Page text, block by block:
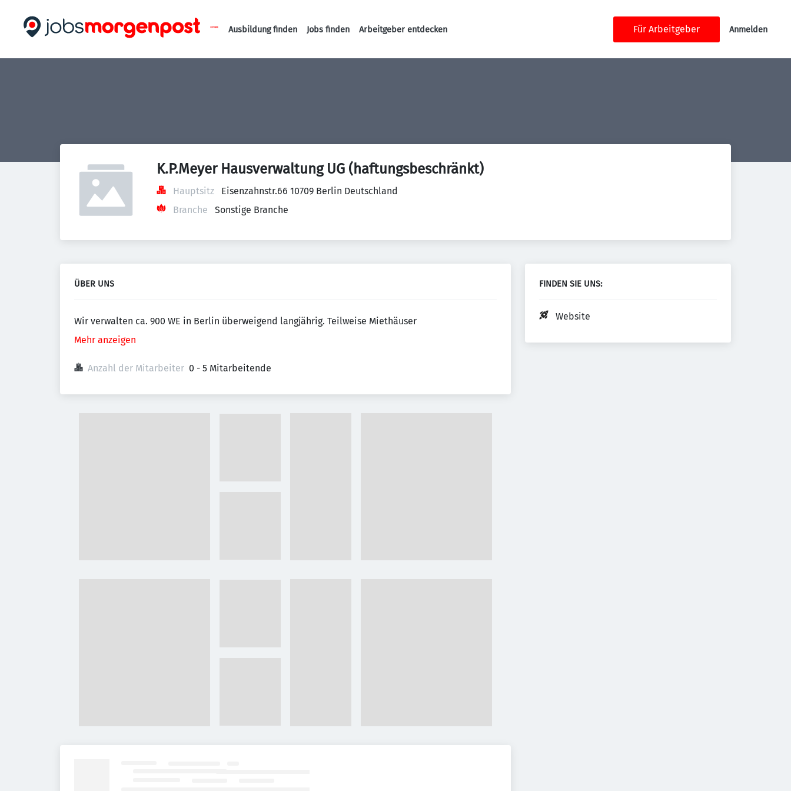
Haupt-Navigation
Ausbildung finden Jobs finden Arbeitgeber entdecken Für Arbeitgeber Anmelden
K.P.Meyer Hausverwaltung UG (haftungsbeschränkt)
Hauptsitz
Eisenzahnstr.66 10709 Berlin Deutschland
Branche
Sonstige Branche
ÜBER UNS
Wir verwalten ca. 900 WE in Berlin überweigend langjährig. Teilweise Miethäuser
Mehr anzeigen
Anzahl der Mitarbeiter 0 - 5 Mitarbeitende
FINDEN SIE UNS:
Website